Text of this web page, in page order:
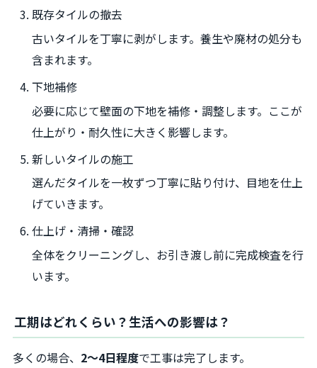
既存タイルの撤去
古いタイルを丁寧に剥がします。養生や廃材の処分も
含まれます。
下地補修
必要に応じて壁面の下地を補修・調整します。ここが
仕上がり・耐久性に大きく影響します。
新しいタイルの施工
選んだタイルを一枚ずつ丁寧に貼り付け、目地を仕上
げていきます。
仕上げ・清掃・確認
全体をクリーニングし、お引き渡し前に完成検査を行
います。
工期はどれくらい？生活への影響は？
多くの場合、 2〜4日程度で工事は完了します。